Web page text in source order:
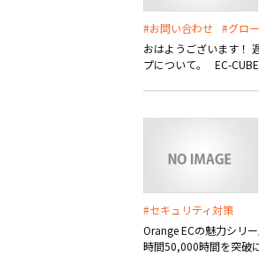
#お問い合わせ #グロ
おはようございます！
プについて。 EC-
#セキュリティ対策
Orange ECの魅力シリ
時間50,000時間を突破